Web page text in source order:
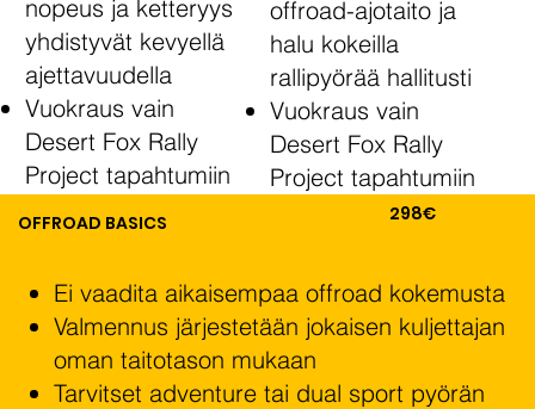
nopeus ja ketteryys
yhdistyvät kevyellä
ajettavuudella
Vuokraus vain
Desert Fox Rally
Project tapahtumiin
offroad-ajotaito ja
halu kokeilla
rallipyörää hallitusti
Vuokraus vain
Desert Fox Rally
Project tapahtumiin
OFFROAD BASICS
Ei vaadita aikaisempaa offroad kokemusta
Valmennus järjestetään jokaisen kuljettajan
oman taitotason mukaan
Tarvitset adventure tai dual sport pyörän
298€